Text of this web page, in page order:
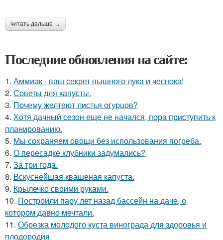
читать дальше →
Последние обновления на сайте:
1. Аммиак - ваш секрет пышного лука и чеснока!
2. Советы для капусты.
3. Почему желтеют листья огурцов?
4. Хотя дачный сезон еще не начался, пора приступить к
планированию.
5. Мы сохраняем овощи без использования погреба.
6. О пересадке клубники задумались?
7. За три года.
8. Вскуснейшая квашеная капуста.
9. Крылечко своими руками.
10. Построили пару лет назад бассейн на даче, о
котором давно мечтали.
11. Обрезка молодого куста винограда для здоровья и
плодородия